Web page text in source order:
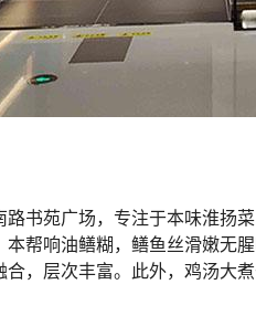
书苑广场，专注于本味淮扬
帮响油鳝糊，鳝鱼丝滑嫩无
合，层次丰富。此外，鸡汤大